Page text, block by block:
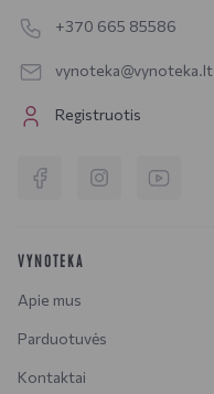
+370 665 85586
vynoteka@vynoteka.lt
Registruotis
VYNOTEKA
Apie mus
Parduotuvės
Kontaktai